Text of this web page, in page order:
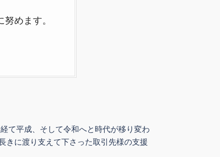
めます。
て平成、そして令和へと時代が移り変わ
きに渡り支えて下さった取引先様の支援